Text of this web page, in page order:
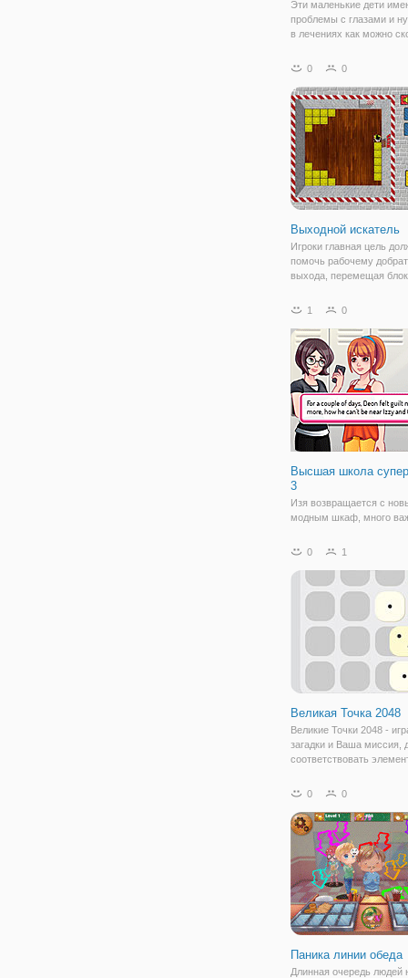
Эти маленькие дети
проблемы с глазами и
в лечениях как можно
за глазами и lasik
процедура должным
дайте этим детям
0 0
Выходной искатель
Игроки главная цель
помочь рабочему
выхода, перемещая
в игре, таким образом,
1 0
Высшая школа
3
Изя возвращается с
модным шкаф, много
когда-либо, все, что
эпизод 3! Узнайте
нравится жить жизнью,
0 1
Великая Точка 2048
Великие Точки 2048 -
загадки и Ваша миссия,
соответствовать
лучший способ
отруби в той же самой
0 0
Паника линии обеда
Длинная очередь людей